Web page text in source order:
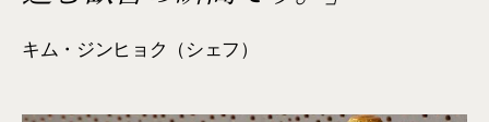
キム・ジンヒョク（シェフ）